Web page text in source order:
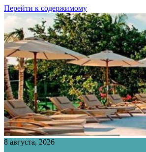
Перейти к содержимому
8 августа, 2026